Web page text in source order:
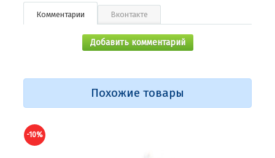
Комментарии Вконтакте
Добавить комментарий
Похожие товары
-10%